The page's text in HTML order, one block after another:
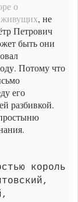
о
живущих, не
Петрович
быть они
Потому что
его
разбивкой.
король